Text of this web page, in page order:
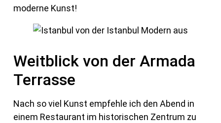
moderne Kunst!
Weitblick von der Armada
Terrasse
Nach so viel Kunst empfehle ich den Abend in
einem Restaurant im historischen Zentrum zu